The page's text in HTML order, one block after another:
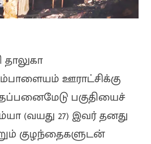
ஊராட்சிக்கு
பகுதியைச்
(வயது 27) இவர் தனது
குழந்தைகளுடன்